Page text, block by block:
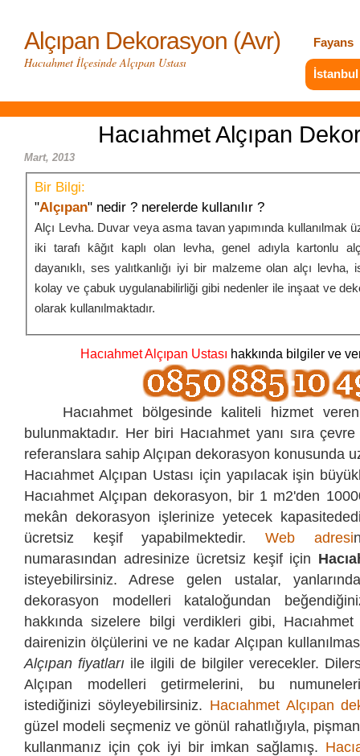
Alçıpan Dekorasyon (Avr)
Hacıahmet İlçesinde Alçıpan Ustası
Fayans
Hacıahmet Alçıpan
Mart, 2013
Bir Bilgi:
"Alçıpan" nedir ? nerelerde kullanılır ?
Alçı Levha. Duvar veya asma tavan yapımında kullanılmak
iki tarafı kâğıt kaplı olan levha, genel adıyla kartonlu
dayanıklı, ses yalıtkanlığı iyi bir malzeme olan alçı levha,
kolay ve çabuk uygulanabilirliği gibi nedenler ile inşaat ve
olarak kullanılmaktadır.
Hacıahmet Alçıpan Ustası hakkında bilgiler ve
Hacıahmet bölgesinde kaliteli hizmet veren
bulunmaktadır. Her biri Hacıahmet yanı sıra
referanslara sahip Alçıpan dekorasyon konusunda
Hacıahmet Alçıpan Ustası için yapılacak işin
Hacıahmet Alçıpan dekorasyon, bir 1 m2'den
mekân dekorasyon işlerinize yetecek
ücretsiz keşif yapabilmektedir. Web adresi
numarasından adresinize ücretsiz keşif için
isteyebilirsiniz. Adrese gelen ustalar,
dekorasyon modelleri kataloğundan
hakkında sizelere bilgi verdikleri gibi,
dairenizin ölçülerini ve ne kadar Alçıpan
Alçıpan fiyatları ile ilgili de bilgiler verecekler.
Alçıpan modelleri getirmelerini, bu
istediğinizi söyleyebilirsiniz. Hacıahmet Alçıpan
güzel modeli seçmeniz ve gönül rahatlığıyla,
kullanmanız için çok iyi bir imkan sağlamış.